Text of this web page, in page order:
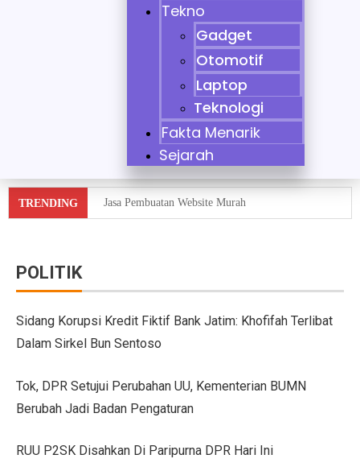
Tekno
Gadget
Otomotif
Laptop
Teknologi
Fakta Menarik
Sejarah
TRENDING Jasa Pembuatan Website Murah
GIIAS Bandung 2025: Sinergi Pemerintah, Industri,
Trio Unggulan Suzuki di GIIAS Bandung 2025:
POLITIK
Sidang Korupsi Kredit Fiktif Bank Jatim: Khofifah Terlibat
Dalam Sirkel Bun Sentoso
Tok, DPR Setujui Perubahan UU, Kementerian BUMN
Berubah Jadi Badan Pengaturan
RUU P2SK Disahkan Di Paripurna DPR Hari Ini